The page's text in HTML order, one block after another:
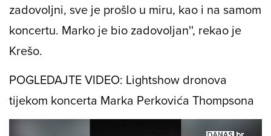
zadovoljni, sve je prošlo u miru, kao i na samom
koncertu. Marko je bio zadovoljan'', rekao je
Krešo.
POGLEDAJTE VIDEO: Lightshow dronova
tijekom koncerta Marka Perkovića Thompsona